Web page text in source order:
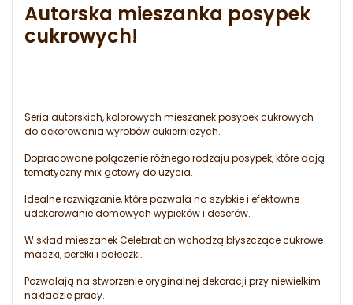
Autorska mieszanka posypek
cukrowych!
Seria autorskich, kolorowych mieszanek posypek cukrowych
do dekorowania wyrobów cukierniczych.
Dopracowane połączenie różnego rodzaju posypek, które dają
tematyczny mix gotowy do użycia.
Idealne rozwiązanie, które pozwala na szybkie i efektowne
udekorowanie domowych wypieków i deserów.
W skład mieszanek Celebration wchodzą błyszczące cukrowe
maczki, perełki i pałeczki.
Pozwalają na stworzenie oryginalnej dekoracji przy niewielkim
nakładzie pracy.